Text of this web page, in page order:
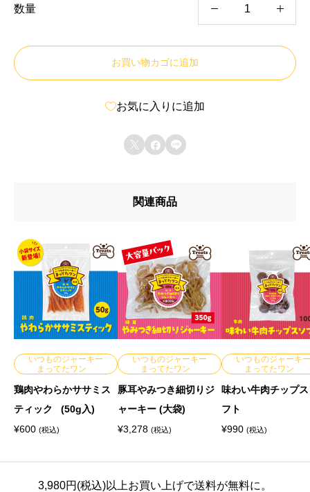
数量
牛
肉
プ
大
袋
個
お買い物カゴに追加
お気に入りに追加
  
関連商品
いつものジャーキー
まってたワン
鶏肉やわらかササミス
ティック (50g入)
¥600 (税込)
いつものジャーキー
まってたワン
豚耳やみつき細切りジ
ャーキー (大袋)
¥3,278 (税込)
いつものジャーキー
まってたワン
味わい牛肉チップ
フト
¥990 (税込)
3,980円(税込)以上お買い上げで送料が無料に。